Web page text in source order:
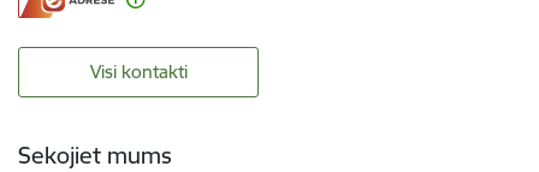
Visi kontakti
Sekojiet mums